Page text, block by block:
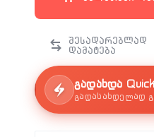
გადახდა
გადასახდელად